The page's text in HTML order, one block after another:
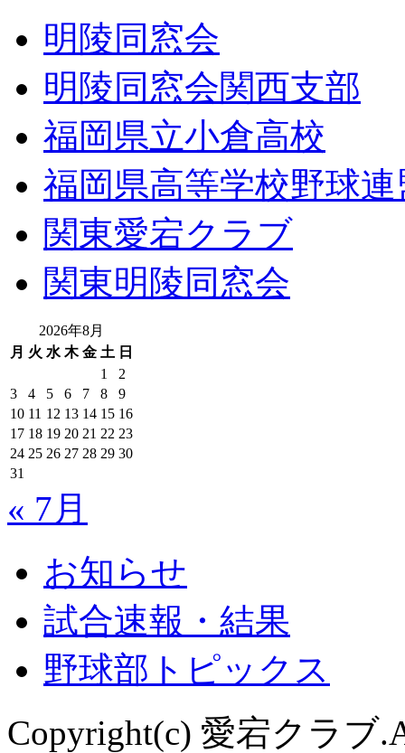
明陵同窓会
明陵同窓会関西支部
福岡県立小倉高校
福岡県高等学校野球連
関東愛宕クラブ
関東明陵同窓会
2026年8月
月 火 水 木 金 土 日
1
2
3
4 5 6 7 8
9
10 11 12 13 14 15 16
17 18 19 20 21 22 23
24 25 26 27 28 29 30
31
« 7月
お知らせ
試合速報・結果
野球部トピックス
Copyright(c) 愛宕クラブ